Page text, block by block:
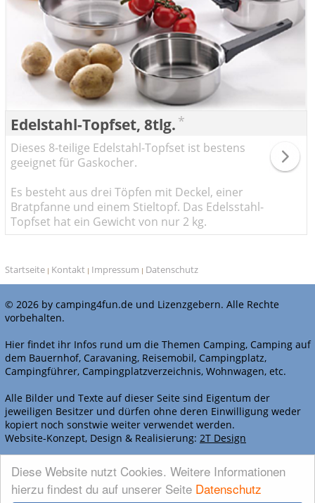
Diese Website nutzt Cookies. Weitere Informationen
hierzu findest du auf unserer Seite Datenschutz
Edelstahl-Topfset, 8tlg. *
Dieses 8-teilige Edelstahl-Topfset ist bestens
geeignet für Gaskocher.
Es besteht aus drei Töpfen mit Deckel, einer
Bratpfanne und einem Stieltopf. Das Edelsstahl-
Topfset hat ein Gewicht von nur 2 kg.
Startseite | Kontakt | Impressum | Datenschutz
© 2026 by camping4fun.de und Lizenzgebern. Alle Rechte
vorbehalten.
Hier findet ihr Infos rund um die Themen Camping, Camping auf
dem Bauernhof, Caravaning, Reisemobil, Campingplatz,
Campingführer, Campingplatzverzeichnis, Wohnwagen, etc.
Alle Bilder und Texte auf dieser Seite sind Eigentum der
jeweiligen Besitzer und dürfen ohne deren Einwilligung weder
kopiert noch sonstwie weiter verwendet werden.
Website-Konzept, Design & Realisierung: 2T Design